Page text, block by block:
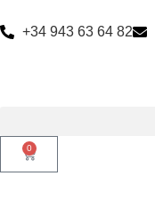
+34 943 63 64 82
0